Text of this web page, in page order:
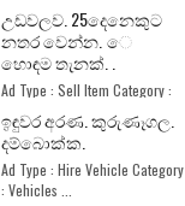
උඩවලව. 25දෙනෙකුට
නතර වෙන්න. ෙ
හොඳම තැනක්. .
Ad Type : Sell Item Category :
ඉඳුවර අරණ. කුරුණෑගල.
දම්බොක්ක.
Ad Type : Hire Vehicle Category
: Vehicles ...